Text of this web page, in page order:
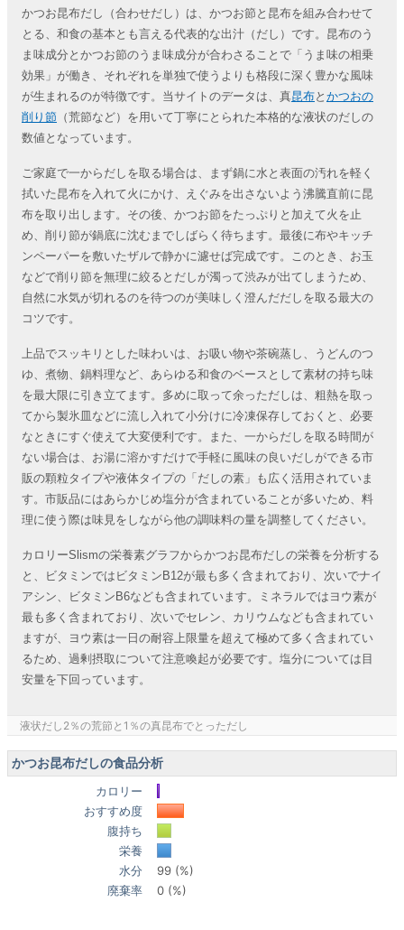
かつお昆布だし（合わせだし）は、かつお節と昆布を組み合わせて
とる、和食の基本とも言える代表的な出汁（だし）です。昆布のう
ま味成分とかつお節のうま味成分が合わさることで「うま味の相乗
効果」が働き、それぞれを単独で使うよりも格段に深く豊かな風味
が生まれるのが特徴です。当サイトのデータは、真昆布と かつおの
削り節 （荒節など）を用いて丁寧にとられた本格的な液状のだしの
数値となっています。
ご家庭で一からだしを取る場合は、まず鍋に水と表面の汚れを軽く
拭いた昆布を入れて火にかけ、えぐみを出さないよう沸騰直前に昆
布を取り出します。その後、かつお節をたっぷりと加えて火を止
め、削り節が鍋底に沈むまでしばらく待ちます。最後に布やキッチ
ンペーパーを敷いたザルで静かに濾せば完成です。このとき、お玉
などで削り節を無理に絞るとだしが濁って渋みが出てしまうため、
自然に水気が切れるのを待つのが美味しく澄んだだしを取る最大の
コツです。
上品でスッキリとした味わいは、お吸い物や茶碗蒸し、うどんのつ
ゆ、煮物、鍋料理など、あらゆる和食のベースとして素材の持ち味
を最大限に引き立てます。多めに取って余っただしは、粗熱を取っ
てから製氷皿などに流し入れて小分けに冷凍保存しておくと、必要
なときにすぐ使えて大変便利です。また、一からだしを取る時間が
ない場合は、お湯に溶かすだけで手軽に風味の良いだしができる市
販の顆粒タイプや液体タイプの「だしの素」も広く活用されていま
す。市販品にはあらかじめ塩分が含まれていることが多いため、料
理に使う際は味見をしながら他の調味料の量を調整してください。
カロリーSlismの栄養素グラフからかつお昆布だしの栄養を分析する
と、ビタミンではビタミンB12が最も多く含まれており、次いでナイ
アシン、ビタミンB6なども含まれています。ミネラルではヨウ素が
最も多く含まれており、次いでセレン、カリウムなども含まれてい
ますが、ヨウ素は一日の耐容上限量を超えて極めて多く含まれてい
るため、過剰摂取について注意喚起が必要です。塩分については目
安量を下回っています。
液状だし2％の荒節と1％の真昆布でとっただし
かつお昆布だしの食品分析
カロリー
おすすめ度
腹持ち
栄養
水分
99 (%)
廃棄率
0 (%)